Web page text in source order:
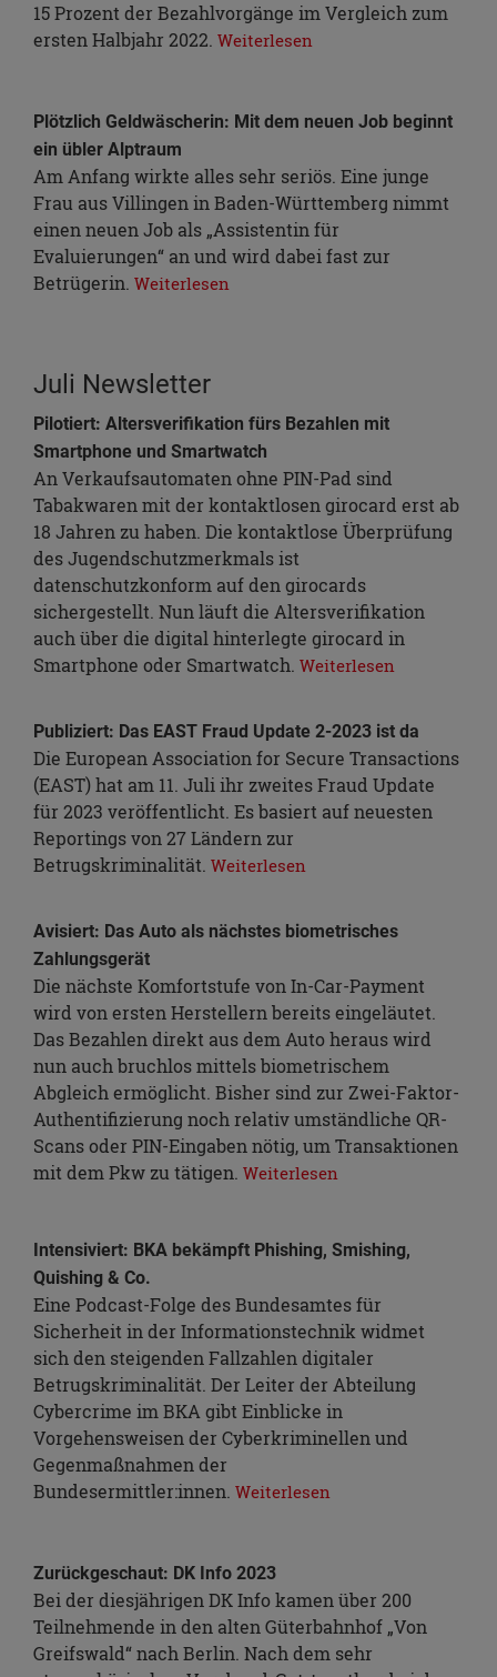
15 Prozent der Bezahlvorgänge im Vergleich zum
ersten Halbjahr 2022. Weiterlesen
Plötzlich Geldwäscherin: Mit dem neuen Job beginnt
ein übler Alptraum
Am Anfang wirkte alles sehr seriös. Eine junge
Frau aus Villingen in Baden-Württemberg nimmt
einen neuen Job als „Assistentin für
Evaluierungen“ an und wird dabei fast zur
Betrügerin. Weiterlesen
Juli Newsletter
Pilotiert: Altersverifikation fürs Bezahlen mit
Smartphone und Smartwatch
An Verkaufsautomaten ohne PIN-Pad sind
Tabakwaren mit der kontaktlosen girocard erst ab
18 Jahren zu haben. Die kontaktlose Überprüfung
des Jugendschutzmerkmals ist
datenschutzkonform auf den girocards
sichergestellt. Nun läuft die Altersverifikation
auch über die digital hinterlegte girocard in
Smartphone oder Smartwatch. Weiterlesen
Publiziert: Das EAST Fraud Update 2-2023 ist da
Die European Association for Secure Transactions
(EAST) hat am 11. Juli ihr zweites Fraud Update
für 2023 veröffentlicht. Es basiert auf neuesten
Reportings von 27 Ländern zur
Betrugskriminalität. Weiterlesen
Avisiert: Das Auto als nächstes biometrisches
Zahlungsgerät
Die nächste Komfortstufe von In-Car-Payment
wird von ersten Herstellern bereits eingeläutet.
Das Bezahlen direkt aus dem Auto heraus wird
nun auch bruchlos mittels biometrischem
Abgleich ermöglicht. Bisher sind zur Zwei-Faktor-
Authentifizierung noch relativ umständliche QR-
Scans oder PIN-Eingaben nötig, um Transaktionen
mit dem Pkw zu tätigen. Weiterlesen
Intensiviert: BKA bekämpft Phishing, Smishing,
Quishing & Co.
Eine Podcast-Folge des Bundesamtes für
Sicherheit in der Informationstechnik widmet
sich den steigenden Fallzahlen digitaler
Betrugskriminalität. Der Leiter der Abteilung
Cybercrime im BKA gibt Einblicke in
Vorgehensweisen der Cyberkriminellen und
Gegenmaßnahmen der
Bundesermittler:innen. Weiterlesen
Zurückgeschaut: DK Info 2023
Bei der diesjährigen DK Info kamen über 200
Teilnehmende in den alten Güterbahnhof „Von
Greifswald“ nach Berlin. Nach dem sehr